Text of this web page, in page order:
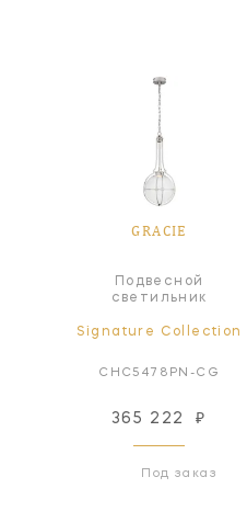
GRACIE
Подвесной
светильник
Signature Collection
CHC5478PN-CG
365 222 ₽
Под заказ